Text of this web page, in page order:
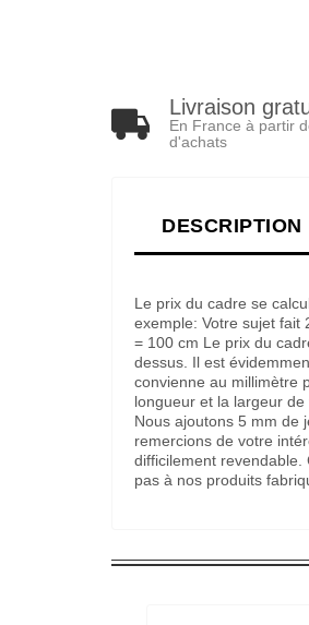
Livraison
En France à partir
d'achats
DESCRIPTION
Le prix du cadre se
exemple: Votre sujet fait
= 100 cm Le prix du
dessus. Il est
convienne au millimètre
longueur et la largeur
Nous ajoutons 5 mm de
remercions de votre
difficilement revendable.
pas à nos produits